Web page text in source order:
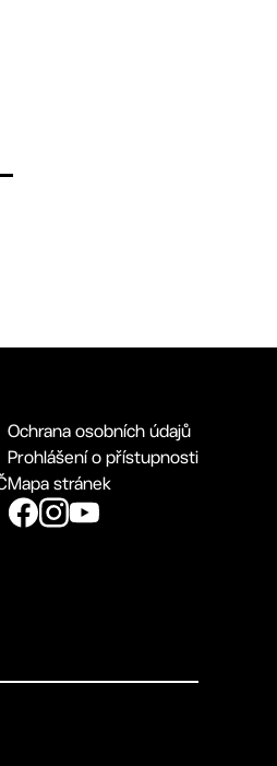
Ochrana osobních údajů
Prohlášení o přístupnosti
Mapa stránek